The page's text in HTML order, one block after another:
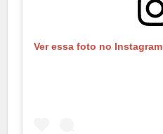
Ver essa foto no Instagram